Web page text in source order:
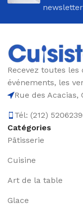
Recevez toutes
événements, les
Rue des Acacias,
Tél: (212)
Catégories
Pâtisserie
Cuisine
Art de la table
Glace